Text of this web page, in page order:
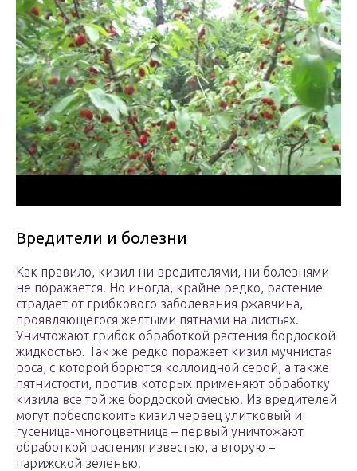
Вредители и болезни
Как правило, кизил ни вредителями, ни болезнями
не поражается. Но иногда, крайне редко, растение
страдает от грибкового заболевания ржавчина,
проявляющегося желтыми пятнами на листьях.
Уничтожают грибок обработкой растения бордоской
жидкостью. Так же редко поражает кизил мучнистая
роса, с которой борются коллоидной серой, а также
пятнистости, против которых применяют обработку
кизила все той же бордоской смесью. Из вредителей
могут побеспокоить кизил червец улитковый и
гусеница-многоцветница – первый уничтожают
обработкой растения известью, а вторую –
парижской зеленью.